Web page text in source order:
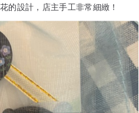
的設計，店主手工非常細緻！